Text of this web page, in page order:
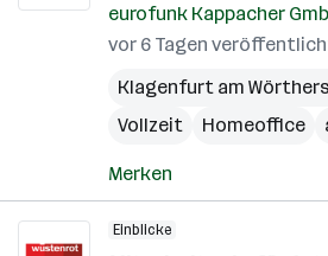
eurofunk Kappacher
vor 6 Tagen
Klagenfurt am
Vollzeit
Homeoffice
Merken
Einblicke